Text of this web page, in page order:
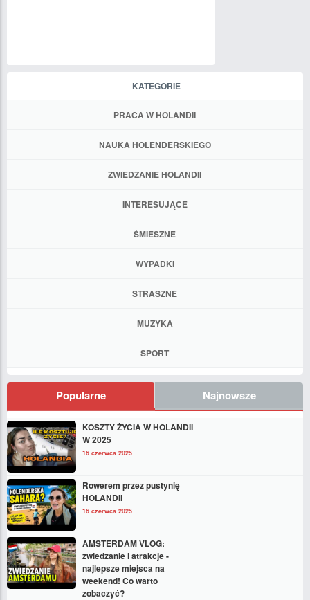
KATEGORIE
PRACA W HOLANDII
NAUKA HOLENDERSKIEGO
ZWIEDZANIE HOLANDII
INTERESUJĄCE
ŚMIESZNE
WYPADKI
STRASZNE
MUZYKA
SPORT
Popularne Najnowsze
KOSZTY ŻYCIA W HOLANDII
W 2025
16 czerwca 2025
Rowerem przez pustynię
HOLANDII
16 czerwca 2025
AMSTERDAM VLOG:
zwiedzanie i atrakcje -
najlepsze miejsca na
weekend! Co warto
zobaczyć?